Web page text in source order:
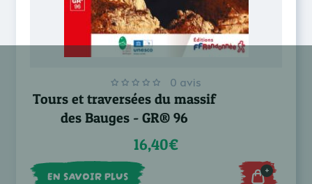
0 avis
Tours et traversées du massif
des Bauges - GR® 96
16,40€
EN SAVOIR PLUS +